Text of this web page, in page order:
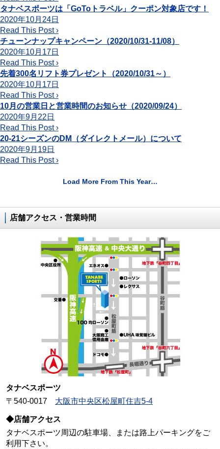
タナベスポーツは「GoToトラベル」クーポン対象店です！
2020年10月24日
Read This Post ›
チューンナップキャンペーン（2020/10/31-11/08）
2020年10月17日
Read This Post ›
先着300名リフト券プレゼント（2020/10/31～）
2020年10月17日
Read This Post ›
10月の営業日と営業時間のお知らせ（2020/09/24）
2020年9月22日
Read This Post ›
20-21シーズンのDM（ダイレクトメール）について
2020年9月19日
Read This Post ›
Load More From This Year…
店舗アクセス・営業時間
タナベスポーツ
〒540-0017 大阪市中央区松屋町住吉5-4
◆店舗アクセス
タナベスポーツ周辺の駐車場、または路上パーキングをご
利用下さい。